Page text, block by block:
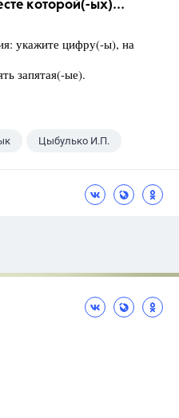
которой(-ых)...
укажите цифру(-ы), на
запятая(-ые).
Цыбулько И.П.